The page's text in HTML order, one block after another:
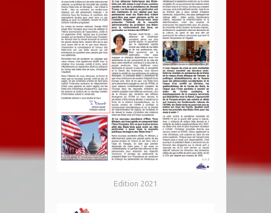
Edition 2021